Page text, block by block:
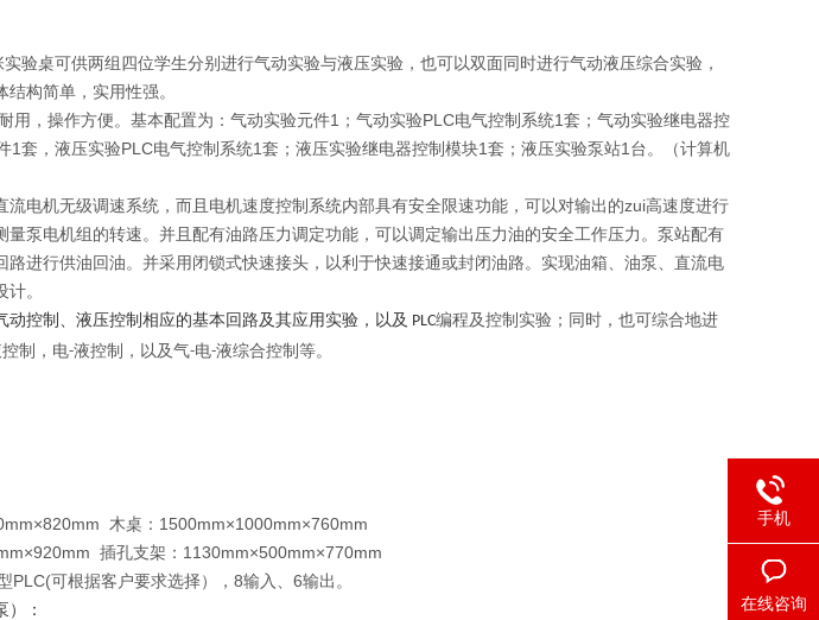
桌可供两组四位学生分别进行气动实验与液压实验，也可以双面同时进行气动液压综合实验，
构简单，实用性强。
用，操作方便。基本配置为：气动实验元件1；气动实验PLC电气控制系统1套；气动实验继电器控
1套，液压实验PLC电气控制系统1套；液压实验继电器控制模块1套；液压实验泵站1台。（计算机
机无级调速系统，而且电机速度控制系统内部具有安全限速功能，可以对输出的zui高速度进行
量泵电机组的转速。并且配有油路压力调定功能，可以调定输出压力油的安全工作压力。泵站配有
进行供油回油。并采用闭锁式快速接头，以利于快速接通或封闭油路。实现油箱、油泵、直流电
。
控制、液压控制相应的基本回路及其应用实验，以及 PLC编程及控制实验；同时，也可综合地进
制，电-液控制，以及气-电-液综合控制等。
木桌：1500mm×1000mm×760mm
插孔支架：1130mm×500mm×770mm
可根据客户要求选择），8输入、6输出。
：
手机
在线咨询